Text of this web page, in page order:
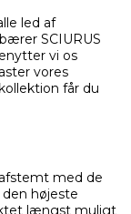
led af
SCIURUS
vi os
vores
får du
med de
højeste
længst muligt